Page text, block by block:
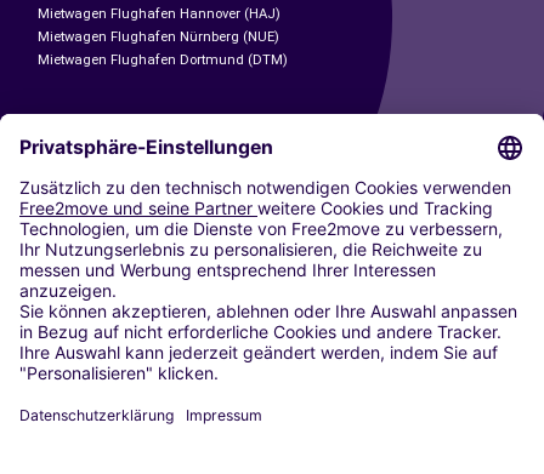
Mietwagen Flughafen Hannover (HAJ)
Mietwagen Flughafen Nürnberg (NUE)
Mietwagen Flughafen Dortmund (DTM)
CARSHARING
UNSERE STÄDTE
Paris
Madrid
Washington DC
Mailand
Rom
Turin
Wien
Berlin
Düsseldorf